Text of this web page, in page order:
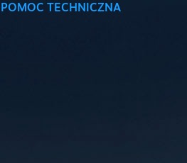
POMOC TECHNICZNA